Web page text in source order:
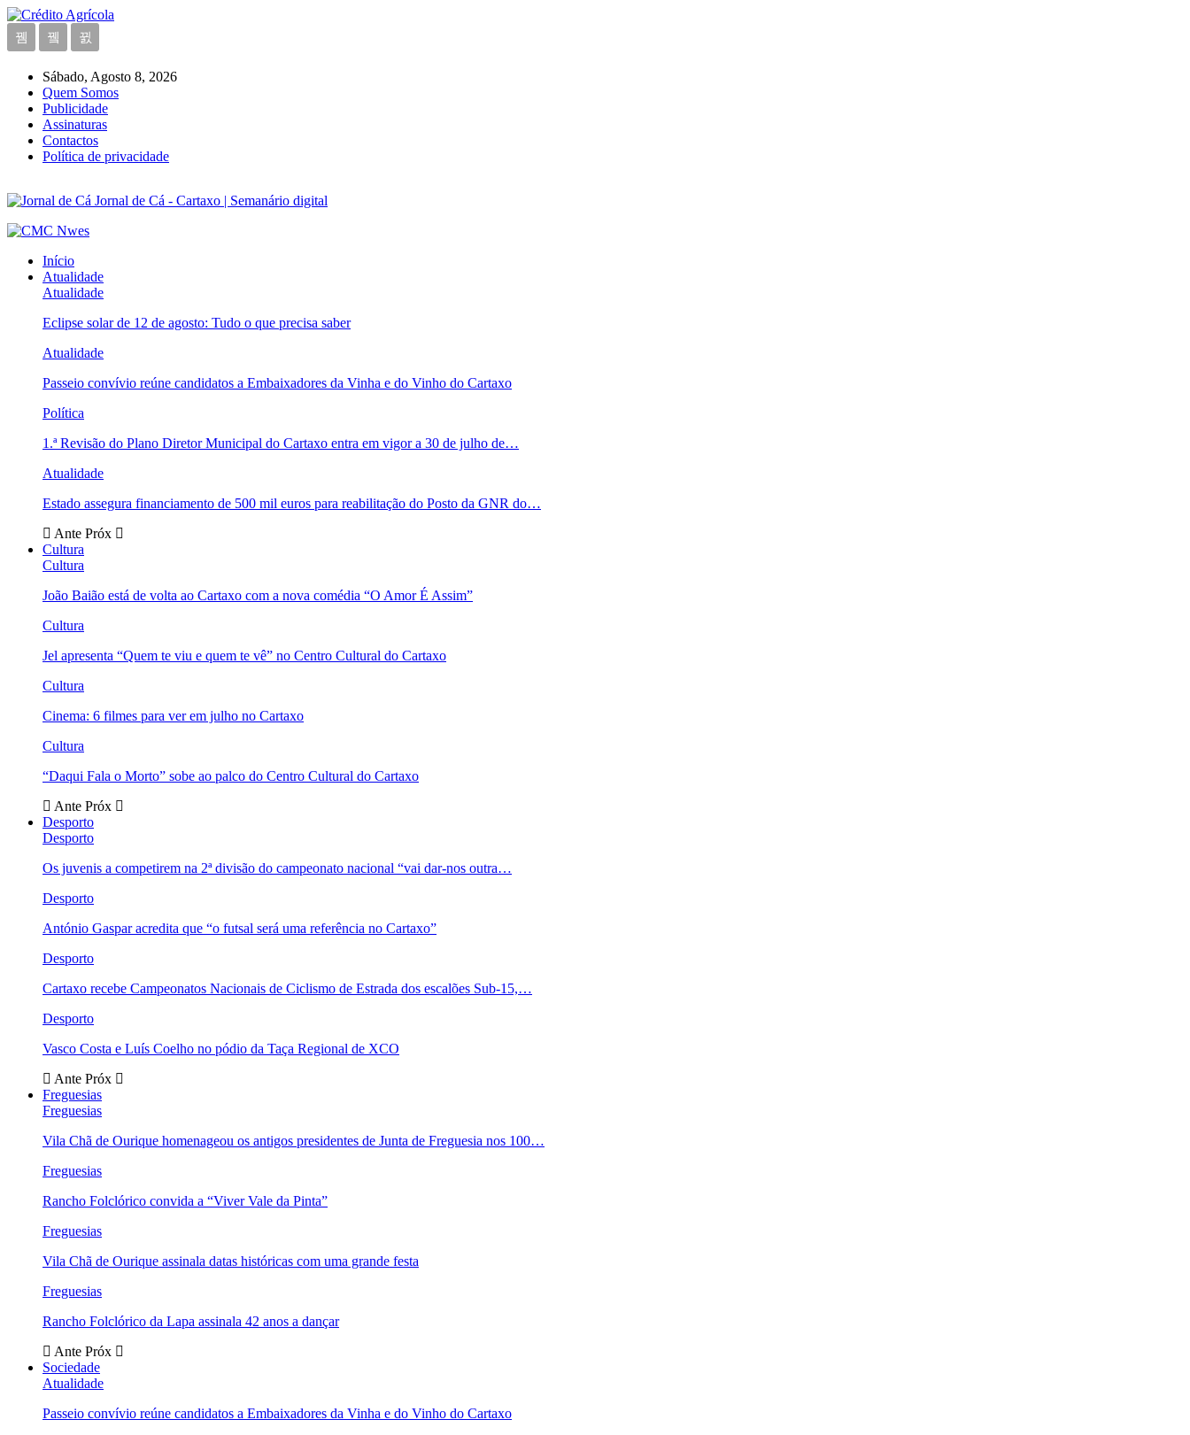
Sábado, Agosto 8, 2026
Quem Somos
Publicidade
Assinaturas
Contactos
Política de privacidade
Jornal de Cá - Cartaxo | Semanário digital
Início
Atualidade
Atualidade
Eclipse solar de 12 de agosto: Tudo o que precisa saber
Atualidade
Passeio convívio reúne candidatos a Embaixadores da Vinha e do Vinho do Cartaxo
Política
1.ª Revisão do Plano Diretor Municipal do Cartaxo entra em vigor a 30 de julho de…
Atualidade
Estado assegura financiamento de 500 mil euros para reabilitação do Posto da GNR do…
Ante Próx
Cultura
Cultura
João Baião está de volta ao Cartaxo com a nova comédia “O Amor É Assim”
Cultura
Jel apresenta “Quem te viu e quem te vê” no Centro Cultural do Cartaxo
Cultura
Cinema: 6 filmes para ver em julho no Cartaxo
Cultura
“Daqui Fala o Morto” sobe ao palco do Centro Cultural do Cartaxo
Ante Próx
Desporto
Desporto
Os juvenis a competirem na 2ª divisão do campeonato nacional “vai dar-nos outra…
Desporto
António Gaspar acredita que “o futsal será uma referência no Cartaxo”
Desporto
Cartaxo recebe Campeonatos Nacionais de Ciclismo de Estrada dos escalões Sub-15,…
Desporto
Vasco Costa e Luís Coelho no pódio da Taça Regional de XCO
Ante Próx
Freguesias
Freguesias
Vila Chã de Ourique homenageou os antigos presidentes de Junta de Freguesia nos 100…
Freguesias
Rancho Folclórico convida a “Viver Vale da Pinta”
Freguesias
Vila Chã de Ourique assinala datas históricas com uma grande festa
Freguesias
Rancho Folclórico da Lapa assinala 42 anos a dançar
Ante Próx
Sociedade
Atualidade
Passeio convívio reúne candidatos a Embaixadores da Vinha e do Vinho do Cartaxo